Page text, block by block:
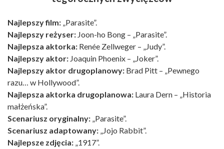
Najlepszy film: „Parasite”.
Najlepszy reżyser: Joon-ho Bong – „Parasite”.
Najlepsza aktorka: Renée Zellweger – „Judy”.
Najlepszy aktor: Joaquin Phoenix – „Joker”.
Najlepszy aktor drugoplanowy: Brad Pitt – „Pewnego
razu… w Hollywood”.
Najlepsza aktorka drugoplanowa: Laura Dern – „Historia
małżeńska”.
Scenariusz oryginalny: „Parasite”.
Scenariusz adaptowany: „Jojo Rabbit”.
Najlepsze zdjęcia: „1917”.